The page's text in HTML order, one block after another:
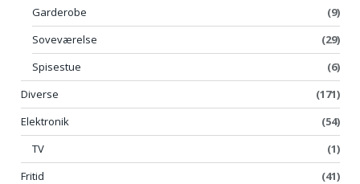
Garderobe
(9)
Soveværelse
(29)
Spisestue
(6)
Diverse
(171)
Elektronik
(54)
TV
(1)
Fritid
(41)